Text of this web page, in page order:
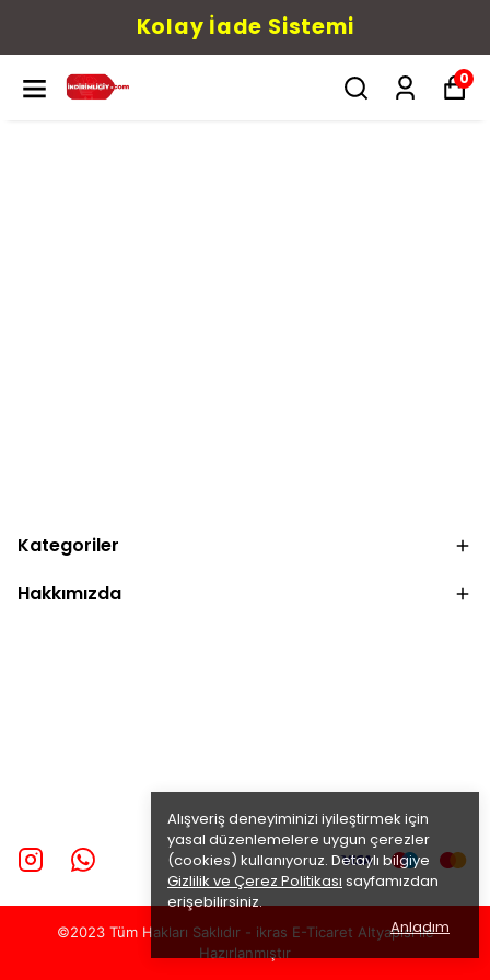
Kolay İade Sistemi
0
Alışveriş deneyiminizi iyileştirmek için
yasal düzenlemelere uygun çerezler
(cookies) kullanıyoruz. Detaylı bilgiye
Gizlilik ve Çerez Politikası sayfamızdan
erişebilirsiniz.
Anladım
Kategoriler
Hakkımızda
©2023 Tüm Hakları Saklıdır - ikras E-Ticaret Altyapısı ile
Hazırlanmıştır